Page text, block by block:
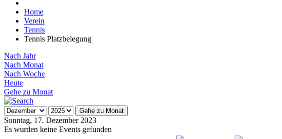
Home
Verein
Tennis
Tennis Platzbelegung
Nach Jahr
Nach Monat
Nach Woche
Heute
Gehe zu Monat
Gehe zu Monat
Sonntag, 17. Dezember 2023
Es wurden keine Events gefunden